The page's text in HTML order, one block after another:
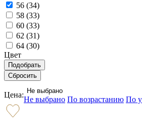
56 (34)
58 (33)
60 (33)
62 (31)
64 (30)
Цвет
Цена: Не выбрано
Не выбрано По возрастанию По